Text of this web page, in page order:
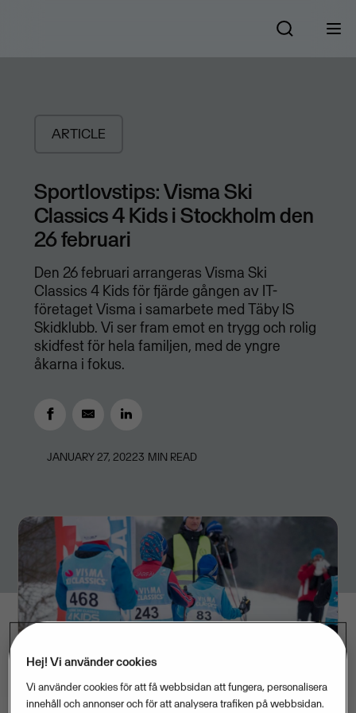
ARTICLE
Sportlovstips: Visma Ski
Classics 4 Kids i Stockholm den
26 februari
Den 26 februari arrangeras Visma Ski
Classics 4 Kids för fjärde gången av IT-
företaget Visma i samarbete med Täby IS
Skidklubb. Vi ser fram emot en trygg och rolig
skidfest för hela familjen, med de yngre
åkarna i fokus.
JANUARY 27, 20223 MIN READ
Hej! Vi använder cookies
Vi använder cookies för att få webbsidan att fungera, personalisera
innehåll och annonser och för att analysera trafiken på webbsidan.